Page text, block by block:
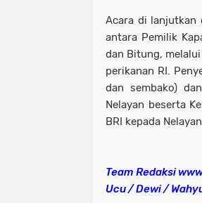
Acara di lanjutkan
antara Pemilik
dan Bitung,
perikanan RI.
dan sembako)
Nelayan beserta
BRI kepada
Team Redaksi
Ucu / Dewi /